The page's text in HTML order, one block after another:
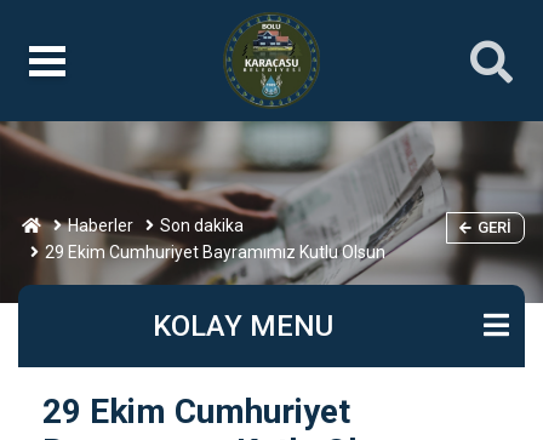
Haberler
Son dakika
29 Ekim Cumhuriyet Bayramımız Kutlu Olsun
GERI
KOLAY MENU
29 Ekim Cumhuriyet